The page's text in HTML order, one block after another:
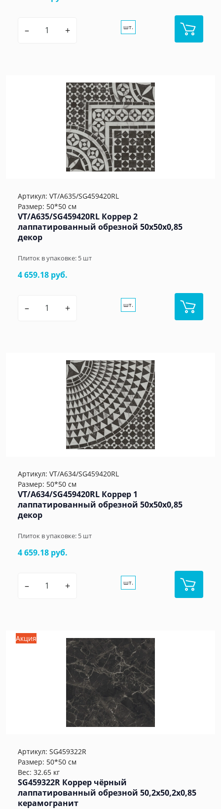
– + шт.
Артикул: VT/A635/SG459420RL
Размер: 50*50 см
VT/A635/SG459420RL Коррер 2
лаппатированный обрезной 50x50x0,85
декор
Плиток в упаковке: 5 шт
4 659.18 руб.
– + шт.
Артикул: VT/A634/SG459420RL
Размер: 50*50 см
VT/A634/SG459420RL Коррер 1
лаппатированный обрезной 50x50x0,85
декор
Плиток в упаковке: 5 шт
4 659.18 руб.
– + шт.
Акция
Артикул: SG459322R
Размер: 50*50 см
Вес: 32.65 кг
SG459322R Коррер чёрный
лаппатированный обрезной 50,2x50,2x0,85
керамогранит